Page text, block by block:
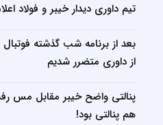
تیم داوری دیدار خیبر و فولاد
از داوری متضرر شدیم
پنالتی واضح خیبر مقابل مس
هم پنالتی بود!